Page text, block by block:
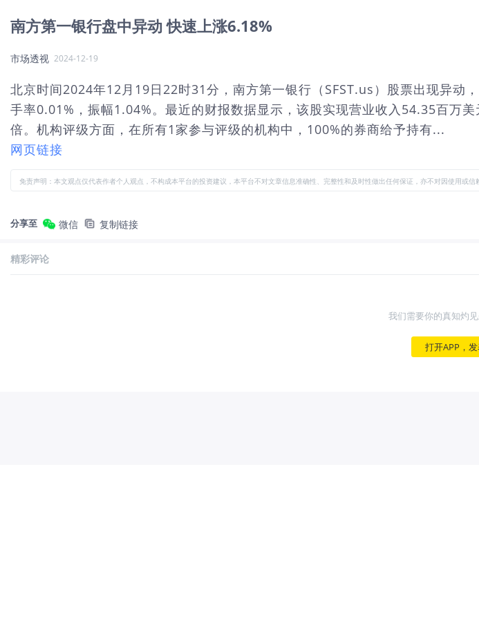
南方第一银行盘中异动 快速上涨6.18%
市场透视 2024-12-19
北京时间2024年12月19日22时31分，南方第一银行（SFST.us）股票出现异
手率0.01%，振幅1.04%。最近的财报数据显示，该股实现营业收入54.35百万
倍。机构评级方面，在所有1家参与评级的机构中，100%的券商给予持有...
网页链接
免责声明：本文观点仅代表作者个人观点，不构成本平台的投资建议，本平台不对文章信息准确性、完整性和及时性做出任何保证，亦不对因使用或信
分享至 微信 复制链接
精彩评论
我们需要你的真知灼
打开APP，